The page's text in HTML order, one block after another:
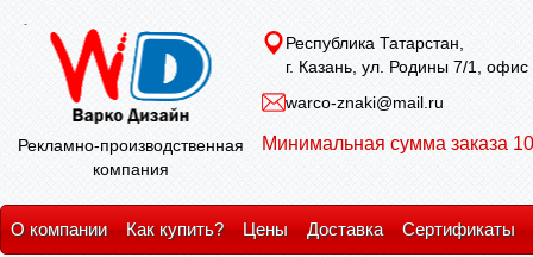
Рекламно-производственная
компания
Республика Татарстан,
г. Казань, ул. Родины 7/1, офис
warco-znaki@mail.ru
Минимальная сумма заказа
О компании Как купить? Цены Доставка Сертификаты